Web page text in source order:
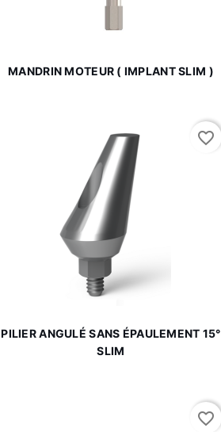
Aperçu rapide
MANDRIN MOTEUR ( IMPLANT SLIM )
 Aperçu rapide
PILIER ANGULÉ SANS ÉPAULEMENT 15°
SLIM
favorite_border
favorite_border